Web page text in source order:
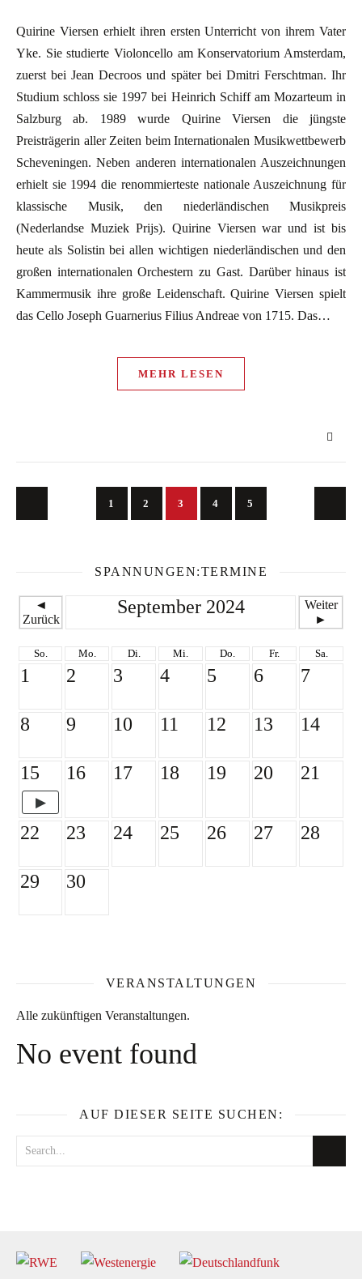
Quirine Viersen erhielt ihren ersten Unterricht von ihrem Vater
Yke. Sie studierte Violoncello am Konservatorium Amsterdam,
zuerst bei Jean Decroos und später bei Dmitri Ferschtman. Ihr
Studium schloss sie 1997 bei Heinrich Schiff am Mozarteum in
Salzburg ab. 1989 wurde Quirine Viersen die jüngste
Preisträgerin aller Zeiten beim Internationalen Musikwettbewerb
Scheveningen. Neben anderen internationalen Auszeichnungen
erhielt sie 1994 die renommierteste nationale Auszeichnung für
klassische Musik, den niederländischen Musikpreis
(Nederlandse Muziek Prijs). Quirine Viersen war und ist bis
heute als Solistin bei allen wichtigen niederländischen und den
großen internationalen Orchestern zu Gast. Darüber hinaus ist
Kammermusik ihre große Leidenschaft. Quirine Viersen spielt
das Cello Joseph Guarnerius Filius Andreae von 1715. Das…
MEHR LESEN
1 2 3 4 5
SPANNUNGEN:TERMINE
◄
Zurück
September 2024
Weiter
►
So. Mo. Di. Mi. Do. Fr. Sa.
1 2 3 4 5 6 7
8 9 10 11 12 13 14
15 16 17 18 19 20 21
22 23 24 25 26 27 28
29 30
VERANSTALTUNGEN
Alle zukünftigen Veranstaltungen.
No event found
AUF DIESER SEITE SUCHEN: